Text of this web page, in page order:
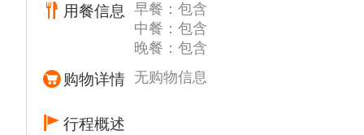
用餐信息
早餐：包含
中餐：包含
晚餐：包含
购物详情 无购物信息
行程概述